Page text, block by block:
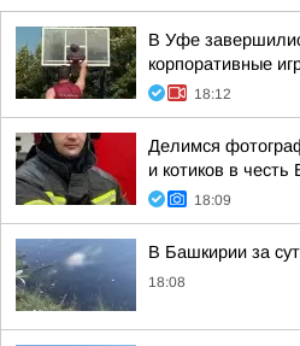
В Уфе
корпоративные
18:12
Делимся
и котиков в
18:09
В Башкирии за
18:08